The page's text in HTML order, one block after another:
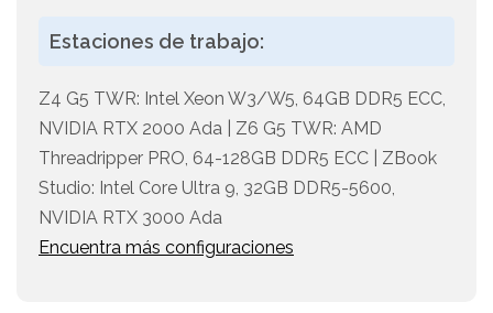
Estaciones de trabajo:
Z4 G5 TWR: Intel Xeon W3/W5, 64GB DDR5 ECC,
NVIDIA RTX 2000 Ada | Z6 G5 TWR: AMD
Threadripper PRO, 64-128GB DDR5 ECC | ZBook
Studio: Intel Core Ultra 9, 32GB DDR5-5600,
NVIDIA RTX 3000 Ada
Encuentra más configuraciones